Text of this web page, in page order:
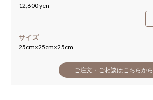
12,600 yen
サイズ
25cm×25cm×25cm
ご注文・ご相談はこちらから